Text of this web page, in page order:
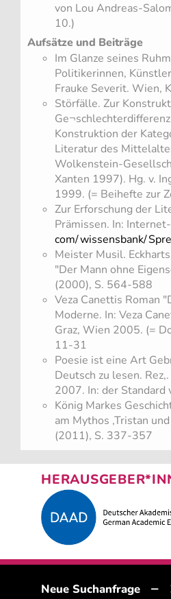
von Lou Andreas-
10.)
Aufsätze und Beiträge
Im Glanze seines
Politikerinnen,
Frauke Severit. Wien,
Störfälle. Zur
Konstruktion der
Literatur des
Wolkenstein-
Xanten 1997). Hg. v.
1999. (= Beihefte zur
Zur Erforschung der
Prämissen. In:
com/wissensbank/
Meister Musil.
"Der Mann ohne
(2000), S. 564-588
Veza Canettis Roman
Moderne. In: Veza
Graz, Wien 2005. (=
11-31
Poesie ist eine Art
Deutsch zu lesen.
2007. In: der Standard
König Markes
am Mythos ‚Tristan
(2011), S. 337-357
Neue Suchanfrage –